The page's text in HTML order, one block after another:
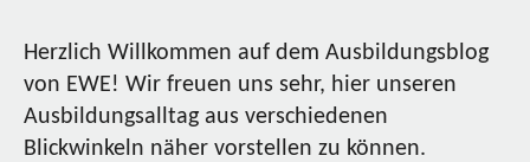
Herzlich Willkommen auf dem Ausbildungsblog
von EWE! Wir freuen uns sehr, hier unseren
Ausbildungsalltag aus verschiedenen
Blickwinkeln näher vorstellen zu können.